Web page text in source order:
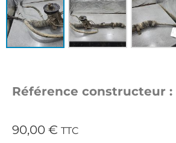
Référence constructeur :
90,00 € TTC